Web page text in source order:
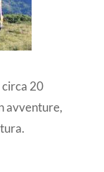
circa 20
avventure,